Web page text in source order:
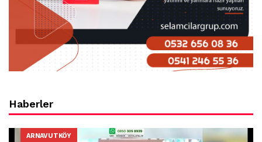
Haberler
ARNAVUTKÖY